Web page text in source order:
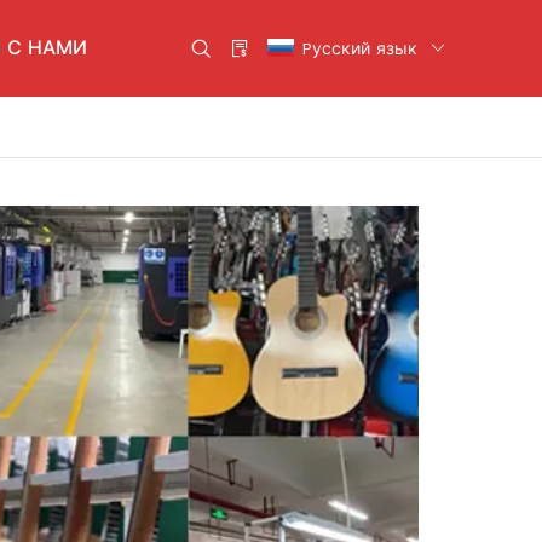
Ударные инструменты
Другие инструменты
Ямаха
Кавай
С НАМИ Pусский язык